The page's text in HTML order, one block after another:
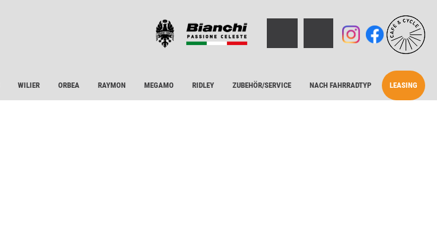
WILIER ORBEA RAYMON MEGAMO RIDLEY ZUBEHÖR/SERVICE NACH FAHRRADTYP LEASING